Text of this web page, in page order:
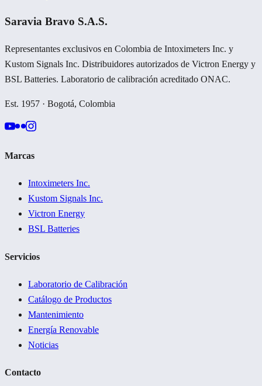
Saravia Bravo S.A.S.
Representantes exclusivos en Colombia de Intoximeters Inc. y
Kustom Signals Inc. Distribuidores autorizados de Victron Energy y
BSL Batteries. Laboratorio de calibración acreditado ONAC.
Est. 1957 · Bogotá, Colombia
Marcas
Intoximeters Inc.
Kustom Signals Inc.
Victron Energy
BSL Batteries
Servicios
Laboratorio de Calibración
Catálogo de Productos
Mantenimiento
Energía Renovable
Noticias
Contacto